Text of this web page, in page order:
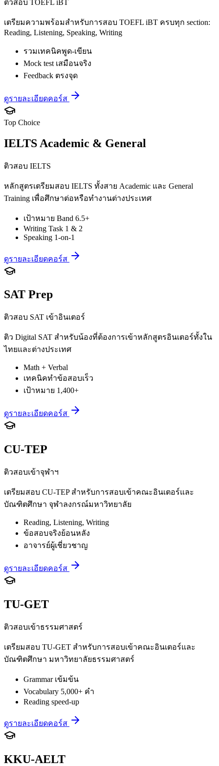
ติวสอบ TOEFL iBT
เตรียมความพร้อมสำหรับการสอบ TOEFL iBT ครบทุก section:
Reading, Listening, Speaking, Writing
รวมเทคนิคพูด-เขียน
Mock test เสมือนจริง
Feedback ตรงจุด
ดูรายละเอียดคอร์ส
Top Choice
IELTS Academic & General
ติวสอบ IELTS
หลักสูตรเตรียมสอบ IELTS ทั้งสาย Academic และ General
Training เพื่อศึกษาต่อหรือทำงานต่างประเทศ
เป้าหมาย Band 6.5+
Writing Task 1 & 2
Speaking 1-on-1
ดูรายละเอียดคอร์ส
SAT Prep
ติวสอบ SAT เข้าอินเตอร์
ติว Digital SAT สำหรับน้องที่ต้องการเข้าหลักสูตรอินเตอร์ทั้งใน
ไทยและต่างประเทศ
Math + Verbal
เทคนิคทำข้อสอบเร็ว
เป้าหมาย 1,400+
ดูรายละเอียดคอร์ส
CU-TEP
ติวสอบเข้าจุฬาฯ
เตรียมสอบ CU-TEP สำหรับการสอบเข้าคณะอินเตอร์และ
บัณฑิตศึกษา จุฬาลงกรณ์มหาวิทยาลัย
Reading, Listening, Writing
ข้อสอบจริงย้อนหลัง
อาจารย์ผู้เชี่ยวชาญ
ดูรายละเอียดคอร์ส
TU-GET
ติวสอบเข้าธรรมศาสตร์
เตรียมสอบ TU-GET สำหรับการสอบเข้าคณะอินเตอร์และ
บัณฑิตศึกษา มหาวิทยาลัยธรรมศาสตร์
Grammar เข้มข้น
Vocabulary 5,000+ คำ
Reading speed-up
ดูรายละเอียดคอร์ส
KKU-AELT